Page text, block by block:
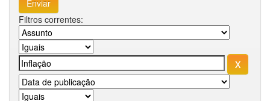
Filtros correntes: